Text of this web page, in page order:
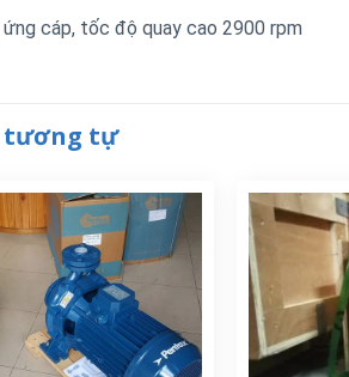
cáp, tốc độ quay cao 2900 rpm
tương tự